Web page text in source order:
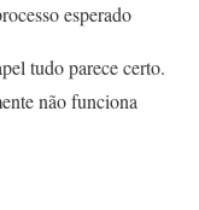
esperado
tudo parece certo.
não funciona